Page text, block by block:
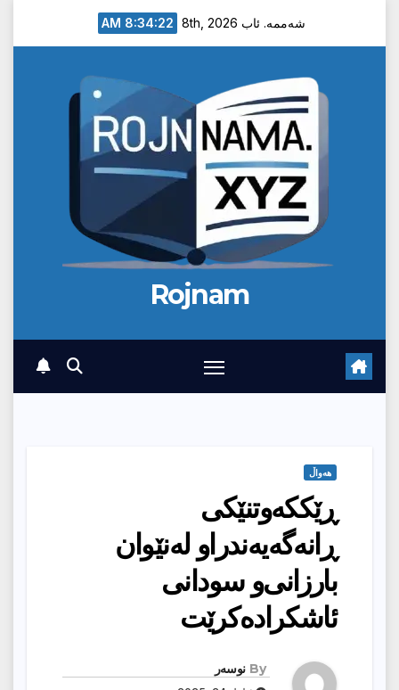
شەممە. ئاب 8th, 2026 8:34:23 AM
Rojnam
هەواڵ
ڕێککەوتنێکی
ڕانەگەیەندراو لەنێوان
بارزانی‌و سودانی
ئاشکرادەکرێت
By نوسەر